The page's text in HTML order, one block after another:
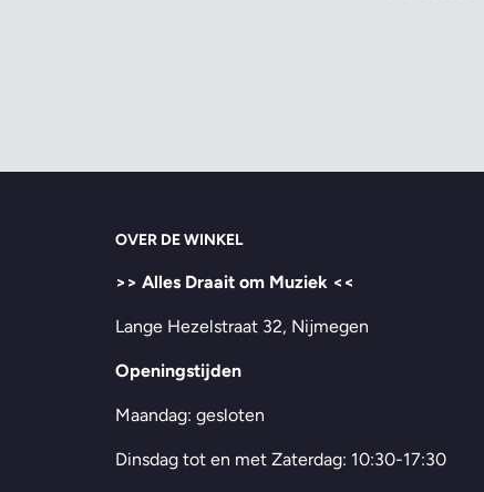
OVER DE WINKEL
>> Alles Draait om Muziek <<
Lange Hezelstraat 32, Nijmegen
Openingstijden
Maandag: gesloten
Dinsdag tot en met Zaterdag: 10:30-17:30